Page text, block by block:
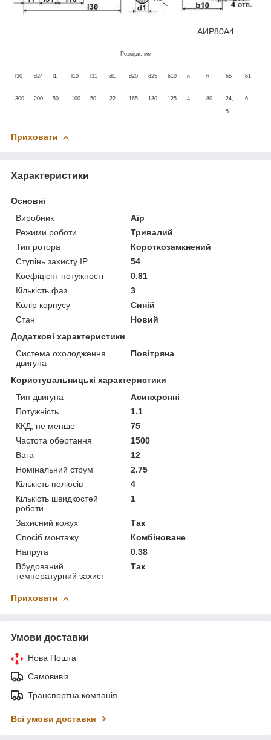
АИР80А4
Розміри, мм
l30 d24 l1 l10 l31 d1 d20 d25 b10 n h h5 b1
300 200 50 100 50 22 165 130 125 4 80 24,
5
6
Приховати
Характеристики
Основні
Виробник
Аїр
Режими роботи
Тривалий
Тип ротора
Короткозамкнений
Ступінь захисту IP
54
Коефіцієнт потужності
0.81
Кількість фаз
3
Колір корпусу
Синій
Стан
Новий
Додаткові характеристики
Система охолодження
двигуна
Повітряна
Користувальницькі характеристики
Тип двигуна
Асинхронні
Потужність
1.1
ККД, не менше
75
Частота обертання
1500
Вага
12
Номінальний струм
2.75
Кількість полюсів
4
Кількість швидкостей
роботи
1
Захисний кожух
Так
Спосіб монтажу
Комбіноване
Напруга
0.38
Вбудований
температурний захист
Так
Приховати
Умови доставки
Нова Пошта
Самовивіз
Транспортна компанія
Всі умови доставки